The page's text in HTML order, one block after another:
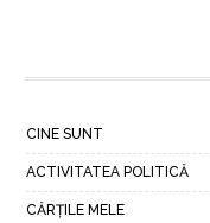
CINE SUNT
ACTIVITATEA POLITICĂ
CĂRȚILE MELE